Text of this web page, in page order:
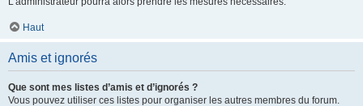
Haut
Amis et ignorés
Que sont mes listes d’amis et d’ignorés ?
Vous pouvez utiliser ces listes pour organiser les autres membres du forum.